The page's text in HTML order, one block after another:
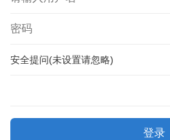
安全提问(未设置请忽略)
登录